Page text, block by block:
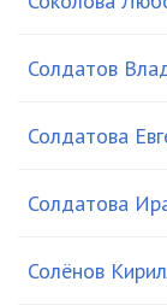
Солдатов
Солдатова
Солдатова
Солёнов